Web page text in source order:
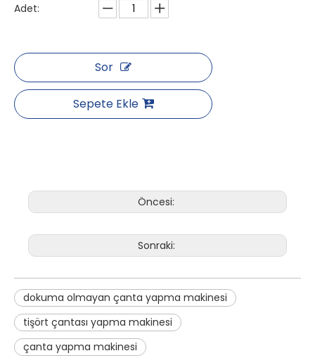
Adet:
Sor
Sepete Ekle
Öncesi:
Sonraki:
dokuma olmayan çanta yapma makinesi
tişört çantası yapma makinesi
çanta yapma makinesi